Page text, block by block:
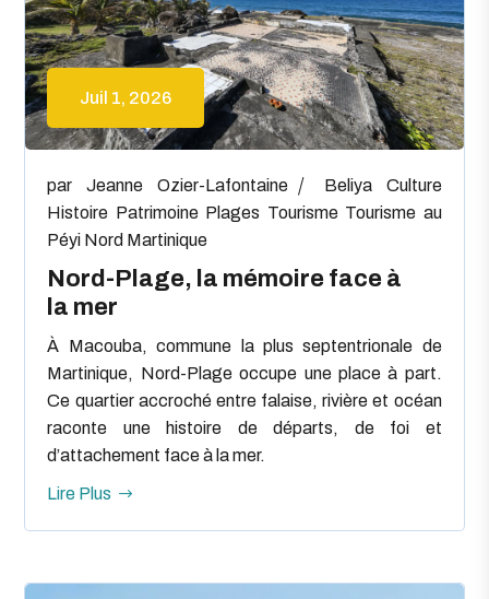
Juil 1, 2026
Nord-Plage, la mémoire face à
la mer
parJeanne Ozier-Lafontaine Beliya
Culture
Histoire Patrimoine Plages Tourisme Tourisme au
Péyi Nord Martinique
À Macouba, commune la plus septentrionale de
Martinique, Nord-Plage occupe une place à part.
Ce quartier accroché entre falaise, rivière et océan
raconte une histoire de départs, de foi et
d’attachement face à la mer.
Lire Plus